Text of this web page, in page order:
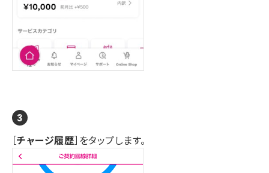
［チャージ履歴］をタップします。